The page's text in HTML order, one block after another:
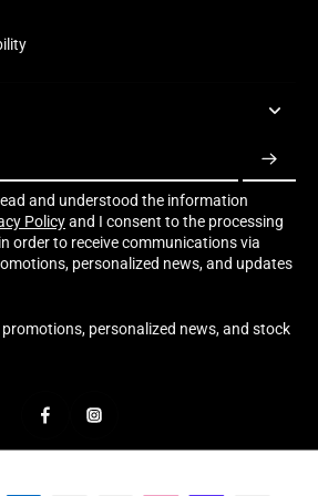
and understood the information
Policyand I consent to the processing
order to receive communications via
personalized news, and updates
personalized news, and stock